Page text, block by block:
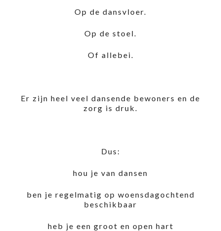
Op de dansvloer.
Op de stoel.
Of allebei.
Er zijn heel veel dansende bewoners en de
zorg is druk.
Dus:
hou je van dansen
ben je regelmatig op woensdagochtend
beschikbaar
heb je een groot en open hart